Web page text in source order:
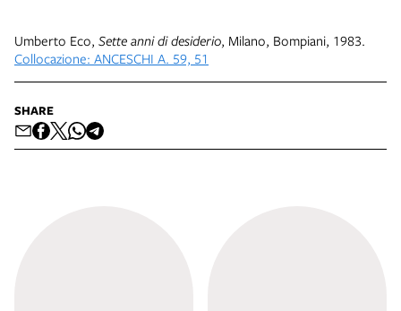
Umberto Eco, Sette anni di desiderio, Milano, Bompiani, 1983.
Collocazione: ANCESCHI A. 59, 51
SHARE